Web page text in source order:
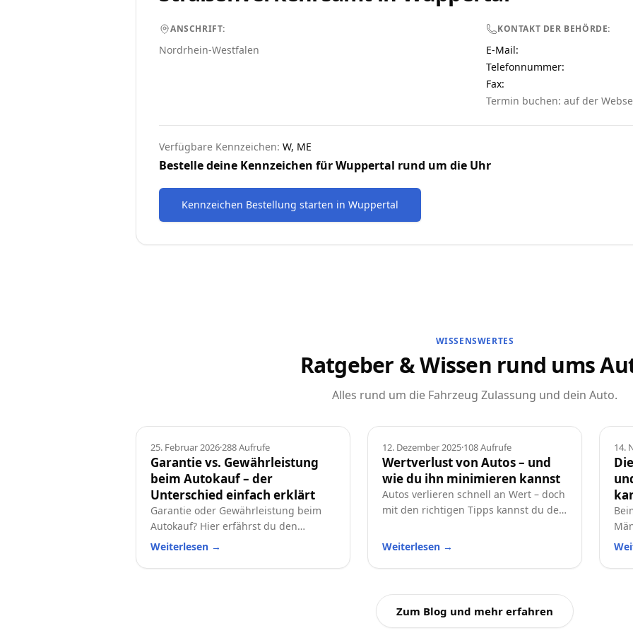
ANSCHRIFT:
Nordrhein-Westfalen
KONTAKT DER BEHÖRDE:
E-Mail:
Telefonnummer:
Fax:
Termin buchen: auf der
Verfügbare Kennzeichen: W, ME
Bestelle deine Kennzeichen fürWuppertal rund um die Uhr
Kennzeichen Bestellung starten in Wuppertal
WISSENSWERTES
Ratgeber & Wissen rund ums
Alles rund um die Fahrzeug Zulassung und dein Auto.
Ratgeber
25. Februar 2026·288Aufrufe
Garantie vs. Gewährleistung
beim Autokauf – der
Unterschied einfach erklärt
Garantie oder Gewährleistung beim
Autokauf? Hier erfährst du den
Unterschied, welche Rechte du hast
Gebrauchtwagen achten solltest.
Weiterlesen →
Ratgeber
12. Dezember 2025·108Aufrufe
Wertverlust von Autos – und
wie du ihn minimieren kannst
Autos verlieren schnell an Wert – doch
mit den richtigen Tipps kannst du den
Erfahre, welche Faktoren besonders
langfristig wertstabil hältst.
Weiterlesen →
14.
Zum Blog und mehr erfahren